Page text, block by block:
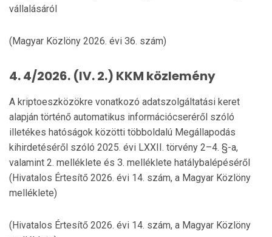
vállalásáról
(Magyar Közlöny 2026. évi 36. szám)
4. 4/2026. (IV. 2.) KKM közlemény
A kriptoeszközökre vonatkozó adatszolgáltatási keret
alapján történő automatikus információcseréről szóló
illetékes hatóságok közötti többoldalú Megállapodás
kihirdetéséről szóló 2025. évi LXXII. törvény 2–4. §-a,
valamint 2. melléklete és 3. melléklete hatálybalépéséről
(Hivatalos Értesítő 2026. évi 14. szám, a Magyar Közlöny
melléklete)
(Hivatalos Értesítő 2026. évi 14. szám, a Magyar Közlöny